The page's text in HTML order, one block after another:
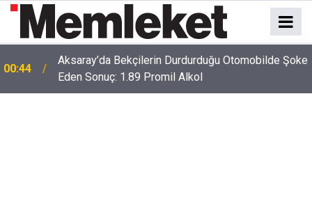
00:44
Aksaray’da Bekçilerin Durdurduğu Otomobilde Şoke
Eden Sonuç: 1.89 Promil Alkol